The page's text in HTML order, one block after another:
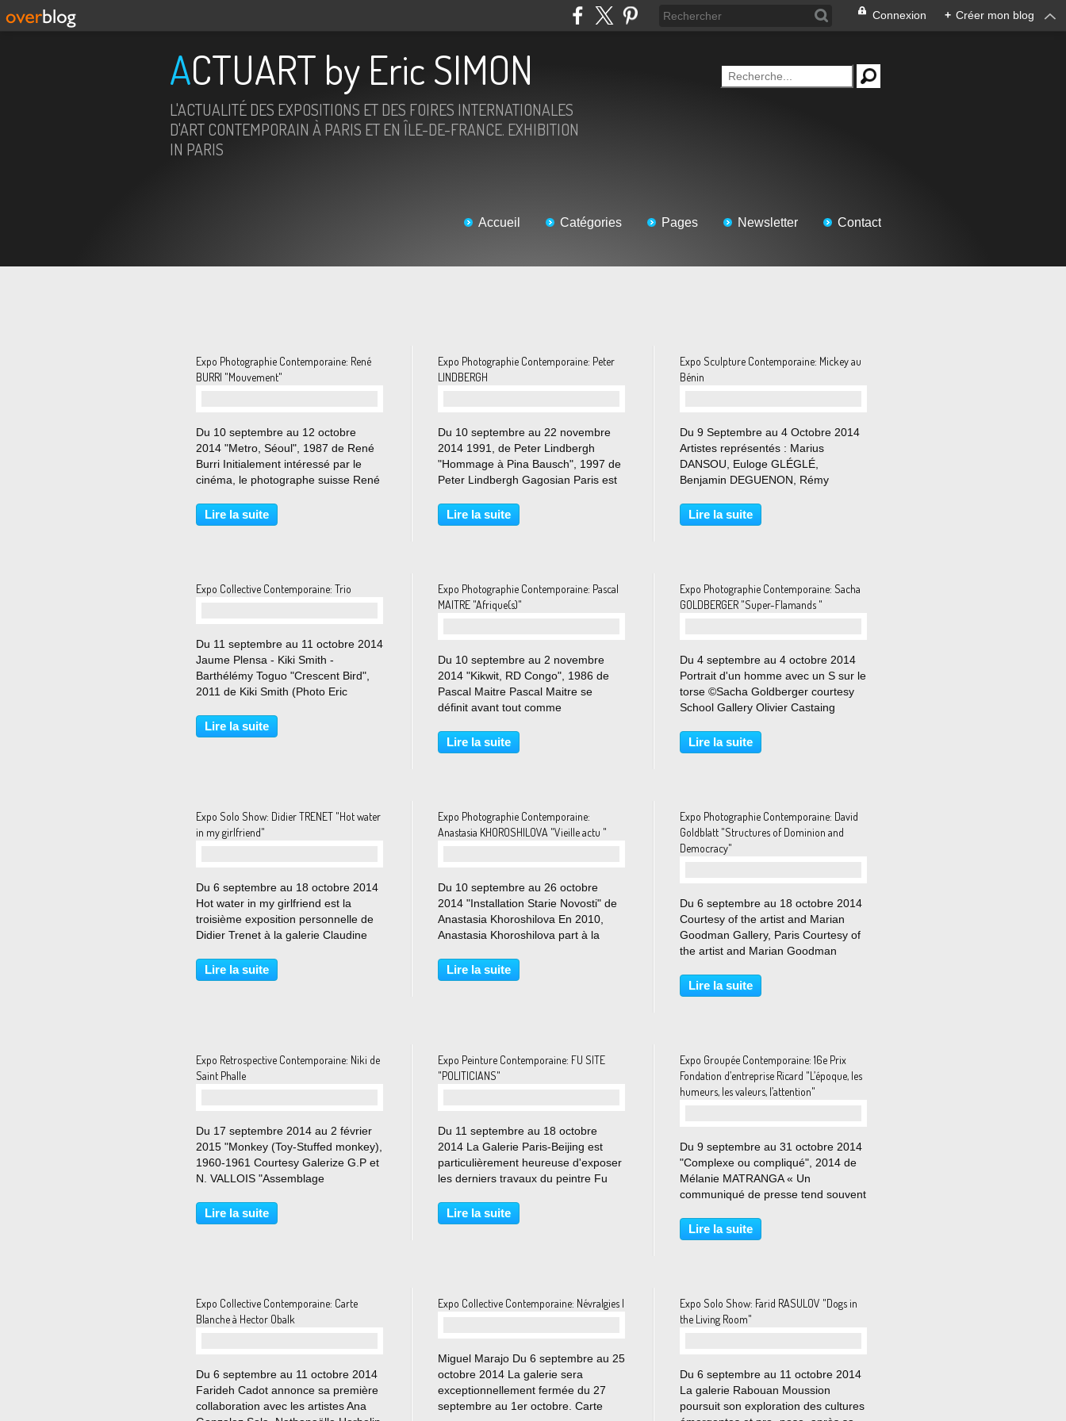
Connexion + Créer mon blog
ACTUART by Eric SIMON
L'ACTUALITÉ DES EXPOSITIONS ET DES FOIRES INTERNATIONALES
D'ART CONTEMPORAIN À PARIS ET EN ÎLE-DE-FRANCE. EXHIBITION
IN PARIS
Accueil Catégories Pages Newsletter Contact
Expo Photographie Contemporaine: René
BURRI "Mouvement"
Du 10 septembre au 12 octobre
2014 "Metro, Séoul", 1987 de René
Burri Initialement intéressé par le
cinéma, le photographe suisse René
photographie. Cependant, il
conserve une véritable fascination
Lire la suite
Expo Photographie Contemporaine: Peter
LINDBERGH
Du 10 septembre au 22 novembre
2014 1991, de Peter Lindbergh
"Hommage à Pina Bausch", 1997 de
Peter Lindbergh Gagosian Paris est
exposition de photographies de
Peter Lindbergh couvrant une
Lire la suite
Expo Sculpture Contemporaine: Mickey au
Bénin
Du 9 Septembre au 4 Octobre 2014
Artistes représentés : Marius
DANSOU, Euloge GLÉGLÉ,
Benjamin DEGUENON, Rémy
Gérard QUENUM, Dominique
ZINKPÉ, Richard KORBLAH "Mickey
Lire la suite
Expo Collective Contemporaine: Trio
Du 11 septembre au 11 octobre 2014
Jaume Plensa - Kiki Smith -
Barthélémy Toguo "Crescent Bird",
2011 de Kiki Smith (Photo Eric
génération, venus d’horizons
différents, le Catalan Jaume Plensa,
Lire la suite
Expo Photographie Contemporaine: Pascal
MAITRE "Afrique(s)"
Du 10 septembre au 2 novembre
2014 "Kikwit, RD Congo", 1986 de
Pascal Maitre Pascal Maitre se
définit avant tout comme
photographie fixe le monde,
témoigne ; elle est son moyen
Lire la suite
Expo Photographie Contemporaine: Sacha
GOLDBERGER "Super-Flamands "
Du 4 septembre au 4 octobre 2014
Portrait d'un homme avec un S sur le
torse ©Sacha Goldberger courtesy
School Gallery Olivier Castaing
Eric Simon) Après avoir donné sa
vision de la vieillesse chez les super-
Lire la suite
Expo Solo Show: Didier TRENET "Hot water
in my girlfriend"
Du 6 septembre au 18 octobre 2014
Hot water in my girlfriend est la
troisième exposition personnelle de
Didier Trenet à la galerie Claudine
Dans ses derniers dessins, lavis,
aquarelles et autres collages, l’eau
Lire la suite
Expo Photographie Contemporaine:
Anastasia KHOROSHILOVA "Vieille actu "
Du 10 septembre au 26 octobre
2014 "Installation Starie Novosti" de
Anastasia Khoroshilova En 2010,
Anastasia Khoroshilova part à la
disparus en 2004, lors de la
sanglante prise d’otage de l’école
Lire la suite
Expo Photographie Contemporaine: David
Goldblatt "Structures of Dominion and
Democracy"
Du 6 septembre au 18 octobre 2014
Courtesy of the artist and Marian
Goodman Gallery, Paris Courtesy of
the artist and Marian Goodman
"Die heldeakker, the heroe's acre:
Cemetery for white menbers of the
Lire la suite
Expo Retrospective Contemporaine: Niki de
Saint Phalle
Du 17 septembre 2014 au 2 février
2015 "Monkey (Toy-Stuffed monkey),
1960-1961 Courtesy Galerize G.P et
N. VALLOIS "Assemblage
Phalle "Auto portrait", 1958-1959
Cette exposition est organisée par la
Lire la suite
Expo Peinture Contemporaine: FU SITE
"POLITICIANS"
Du 11 septembre au 18 octobre
2014 La Galerie Paris-Beijing est
particulièrement heureuse d'exposer
les derniers travaux du peintre Fu
espace parisien. "Bedroom", 2014 de
FU SITE Réalisée entre 2013 et
Lire la suite
Expo Groupée Contemporaine: 16e Prix
Fondation d’entreprise Ricard "L’époque, les
humeurs, les valeurs, l’attention"
Du 9 septembre au 31 octobre 2014
"Complexe ou compliqué", 2014 de
Mélanie MATRANGA « Un
communiqué de presse tend souvent
situant d’em- blée l’exposition dans
un paysage artificiel de références,
Lire la suite
Expo Collective Contemporaine: Carte
Blanche à Hector Obalk
Du 6 septembre au 11 octobre 2014
Farideh Cadot annonce sa première
collaboration avec les artistes Ana
Expo Collective Contemporaine: Névralgies I
Miguel Marajo Du 6 septembre au 25
octobre 2014 La galerie sera
exceptionnellement fermée du 27
septembre au 1er octobre. Carte
Expo Solo Show: Farid RASULOV "Dogs in
the Living Room"
Du 6 septembre au 11 octobre 2014
La galerie Rabouan Moussion
poursuit son exploration des cultures